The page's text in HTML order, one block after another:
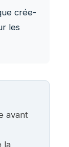
crée-
les
avant
la